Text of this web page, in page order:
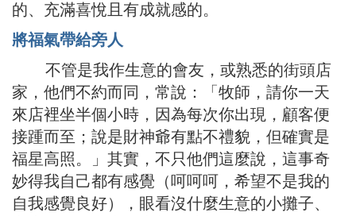
的、充滿喜悅且有成就感的。
將福氣帶給旁人
不管是我作生意的會友，或熟悉的街頭店
家，他們不約而同，常說：「牧師，請你一天
來店裡坐半個小時，因為每次你出現，顧客便
接踵而至；說是財神爺有點不禮貌，但確實是
福星高照。」其實，不只他們這麼說，這事奇
妙得我自己都有感覺（呵呵呵，希望不是我的
自我感覺良好），眼看沒什麼生意的小攤子、